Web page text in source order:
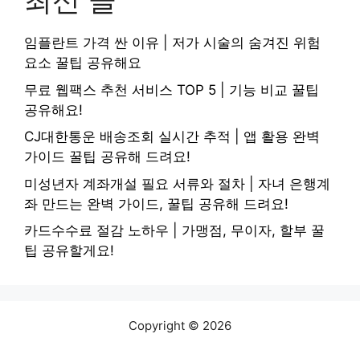
임플란트 가격 싼 이유 | 저가 시술의 숨겨진 위험
요소 꿀팁 공유해요
무료 웹팩스 추천 서비스 TOP 5 | 기능 비교 꿀팁
공유해요!
CJ대한통운 배송조회 실시간 추적 | 앱 활용 완벽
가이드 꿀팁 공유해 드려요!
미성년자 계좌개설 필요 서류와 절차 | 자녀 은행계
좌 만드는 완벽 가이드, 꿀팁 공유해 드려요!
카드수수료 절감 노하우 | 가맹점, 무이자, 할부 꿀
팁 공유할게요!
Copyright © 2026